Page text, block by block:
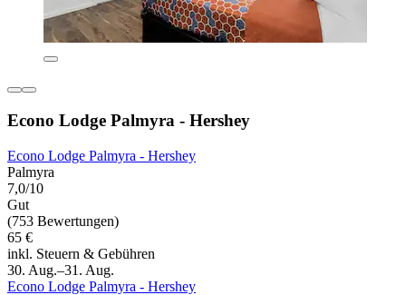
Econo Lodge Palmyra - Hershey
Econo Lodge Palmyra - Hershey
Palmyra
7,0/10
Gut
(753 Bewertungen)
65 €
inkl. Steuern & Gebühren
30. Aug.–31. Aug.
Econo Lodge Palmyra - Hershey